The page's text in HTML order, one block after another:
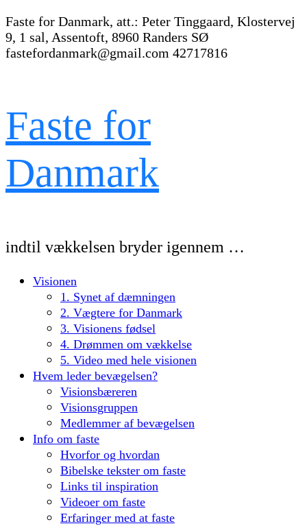
Faste for Danmark, att.: Peter Tinggaard, Klostervej
9, 1 sal, Assentoft, 8960 Randers SØ
fastefordanmark@gmail.com 42717816
Faste for
Danmark
indtil vækkelsen bryder igennem …
Visionen
1. Synet af dæmningen
2. Vægtere for Danmark
3. Visionens fødsel
4. Drømmen om vækkelse
5. Video med hele visionen
Hvem leder bevægelsen?
Visionsbæreren
Visionsgruppen
Medlemmer af bevægelsen
Info om faste
Hvorfor og hvordan
Bibelske tekster om faste
Links til inspiration
Videoer om faste
Erfaringer med at faste